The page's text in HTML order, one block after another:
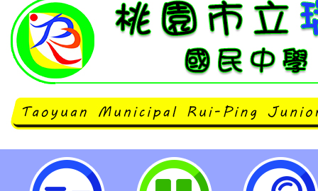
臺北城市科技大學辦理114年全國